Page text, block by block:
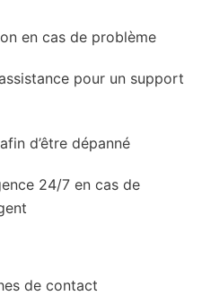
en cas de problème
pour un support
d’être dépanné
24/7 en cas de
de contact